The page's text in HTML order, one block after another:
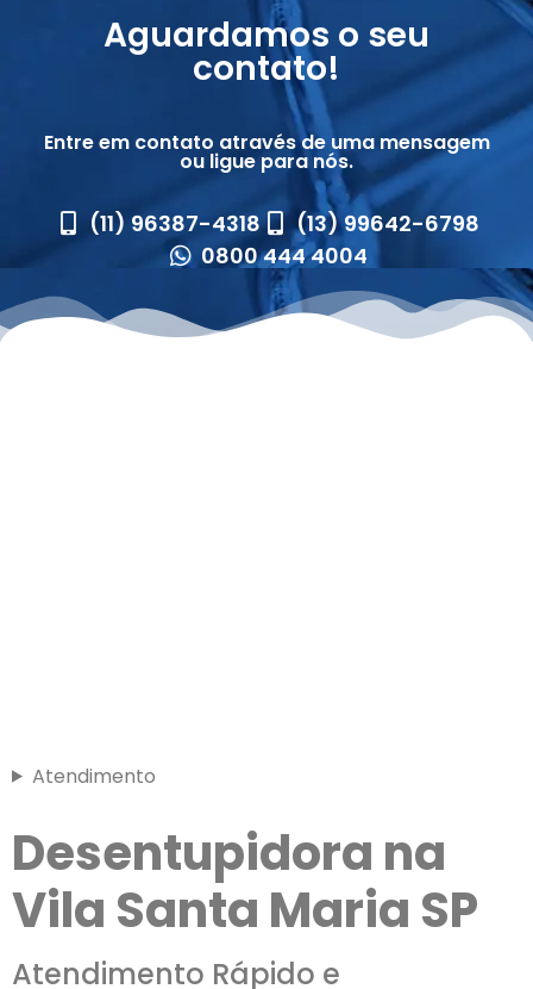
Aguardamos o seu
contato!
Entre em contato através de uma mensagem
ou ligue para nós.
(11) 96387-4318
(13) 99642-6798
0800 444 4004
Atendimento
Desentupidora na
Vila Santa Maria SP
Atendimento Rápido e